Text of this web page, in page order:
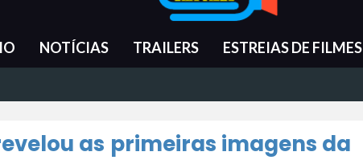
NOTÍCIAS TRAILERS ESTREIAS DE FILMES
as primeiras imagens da